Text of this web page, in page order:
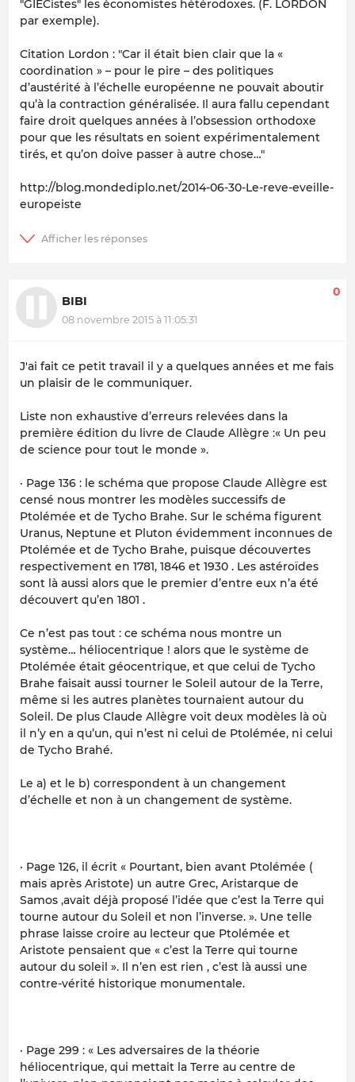
"GIECistes" les économistes hétérodoxes. (F. LORDON
par exemple).
Citation Lordon : "Car il était bien clair que la «
coordination » – pour le pire – des politiques
d’austérité à l’échelle européenne ne pouvait aboutir
qu’à la contraction généralisée. Il aura fallu cependant
faire droit quelques années à l’obsession orthodoxe
pour que les résultats en soient expérimentalement
tirés, et qu’on doive passer à autre chose…"
http://blog.mondediplo.net/2014-06-30-Le-reve-eveille-
europeiste
BIBI
08 novembre 2015 à 11:05:31
0
J'ai fait ce petit travail il y a quelques années et me fais
un plaisir de le communiquer.
Liste non exhaustive d’erreurs relevées dans la
première édition du livre de Claude Allègre :« Un peu
de science pour tout le monde ».
· Page 136 : le schéma que propose Claude Allègre est
censé nous montrer les modèles successifs de
Ptolémée et de Tycho Brahe. Sur le schéma figurent
Uranus, Neptune et Pluton évidemment inconnues de
Ptolémée et de Tycho Brahe, puisque découvertes
respectivement en 1781, 1846 et 1930 . Les astéroïdes
sont là aussi alors que le premier d’entre eux n’a été
découvert qu’en 1801 .
Ce n’est pas tout : ce schéma nous montre un
système… héliocentrique ! alors que le système de
Ptolémée était géocentrique, et que celui de Tycho
Brahe faisait aussi tourner le Soleil autour de la Terre,
même si les autres planètes tournaient autour du
Soleil. De plus Claude Allègre voit deux modèles là où
il n’y en a qu’un, qui n’est ni celui de Ptolémée, ni celui
de Tycho Brahé.
Le a) et le b) correspondent à un changement
d’échelle et non à un changement de système.
· Page 126, il écrit « Pourtant, bien avant Ptolémée (
mais après Aristote) un autre Grec, Aristarque de
Samos ,avait déjà proposé l’idée que c’est la Terre qui
tourne autour du Soleil et non l’inverse. ». Une telle
phrase laisse croire au lecteur que Ptolémée et
Aristote pensaient que « c’est la Terre qui tourne
autour du soleil ». Il n’en est rien , c’est là aussi une
contre-vérité historique monumentale.
· Page 299 : « Les adversaires de la théorie
héliocentrique, qui mettait la Terre au centre de